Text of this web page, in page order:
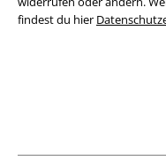
findest du hier